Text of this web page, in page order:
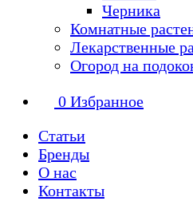
Черника
Комнатные
Лекарственные
Огород на
0 Избранное
Статьи
Бренды
О нас
Контакты